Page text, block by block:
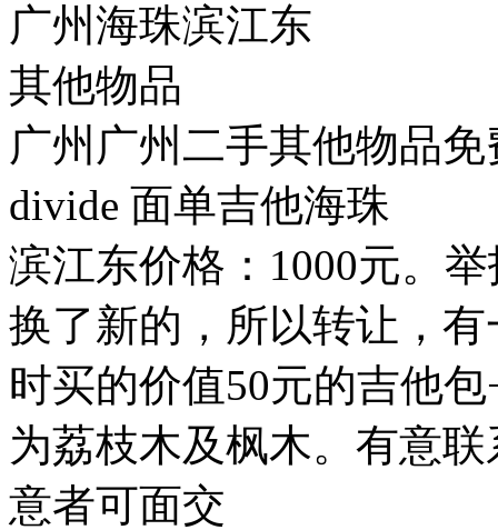
广州海珠滨江东
其他物品
广州广州二手其他物品
divide 面单吉他海珠
滨江东价格：1000元。
换了新的，所以转让，
时买的价值50元的吉他
为荔枝木及枫木。有意
意者可面交